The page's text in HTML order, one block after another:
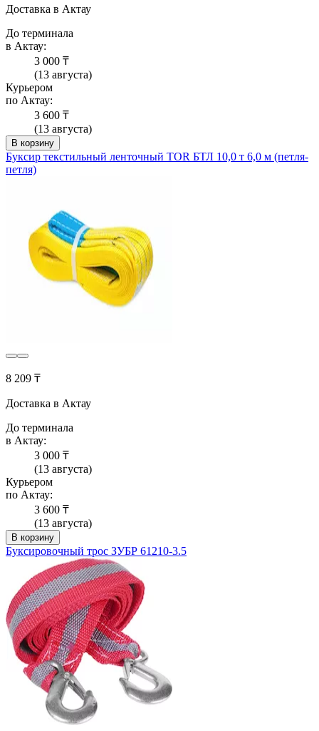
Доставка в Актау
До терминала
в Актау:
3 000 ₸
(13 августа)
Курьером
по Актау:
3 600 ₸
(13 августа)
В корзину
Буксир текстильный ленточный TOR БТЛ 10,0 т 6,0 м (петля-
петля)
8 209 ₸
Доставка в Актау
До терминала
в Актау:
3 000 ₸
(13 августа)
Курьером
по Актау:
3 600 ₸
(13 августа)
В корзину
Буксировочный трос ЗУБР 61210-3.5